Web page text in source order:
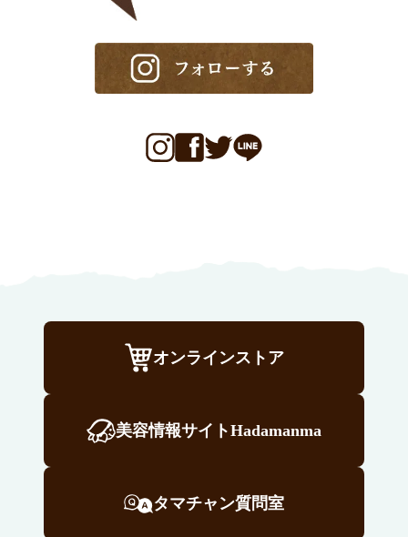
オンラインストア
美容情報サイトHadamanma
タマチャン質問室